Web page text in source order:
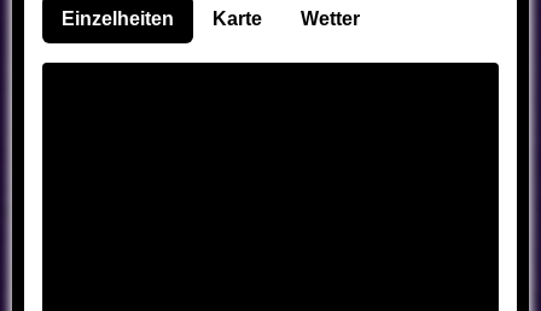
Einzelheiten Karte Wetter